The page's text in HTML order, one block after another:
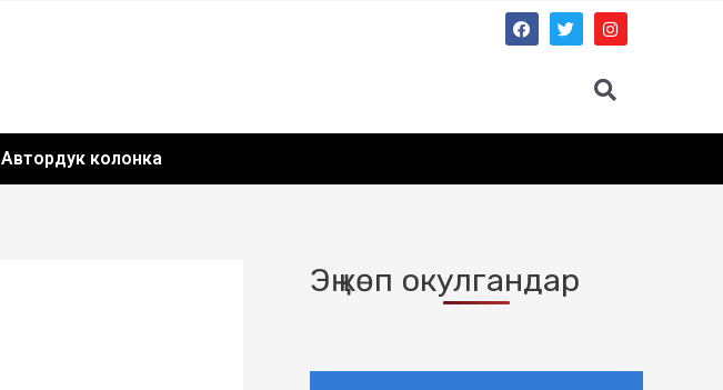
Автордук колонка
Эң көп окулгандар